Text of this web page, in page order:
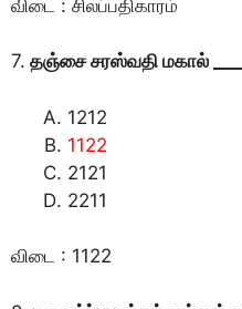
விடை : சிலப்பதிகாரம்
7. தஞ்சை சரஸ்வதி மகால்
1212
1122
2121
2211
விடை : 1122